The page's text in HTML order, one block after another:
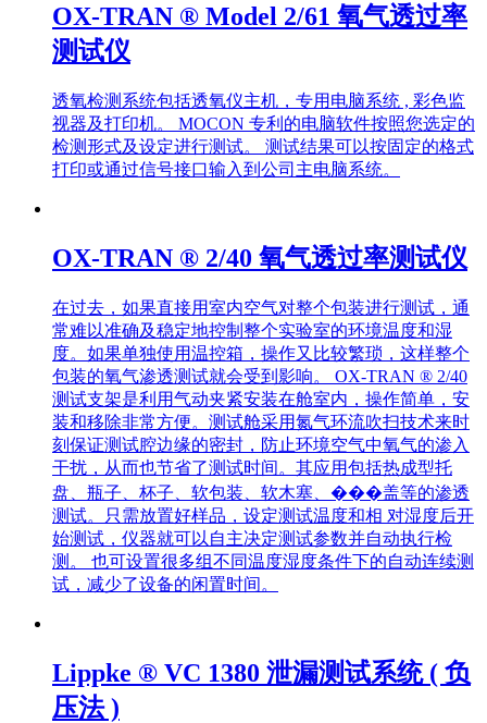
OX-TRAN ® Model 2/61 氧气透过率
测试仪
透氧检测系统包括透氧仪主机，专用电脑系统 , 彩色监
视器及打印机。 MOCON 专利的电脑软件按照您选定的
检测形式及设定进行测试。 测试结果可以按固定的格式
打印或通过信号接口输入到公司主电脑系统。
OX-TRAN ® 2/40 氧气透过率测试仪
在过去，如果直接用室内空气对整个包装进行测试，通
常难以准确及稳定地控制整个实验室的环境温度和湿
度。如果单独使用温控箱，操作又比较繁琐，这样整个
包装的氧气渗透测试就会受到影响。 OX-TRAN ® 2/40
测试支架是利用气动夹紧安装在舱室内，操作简单，安
装和移除非常方便。测试舱采用氮气环流吹扫技术来时
刻保证测试腔边缘的密封，防止环境空气中氧气的渗入
干扰，从而也节省了测试时间。其应用包括热成型托
盘、瓶子、杯子、软包装、软木塞、���盖等的渗透
测试。只需放置好样品，设定测试温度和相 对湿度后开
始测试，仪器就可以自主决定测试参数并自动执行检
测。 也可设置很多组不同温度湿度条件下的自动连续测
试，减少了设备的闲置时间。
Lippke ® VC 1380 泄漏测试系统 ( 负
压法 )